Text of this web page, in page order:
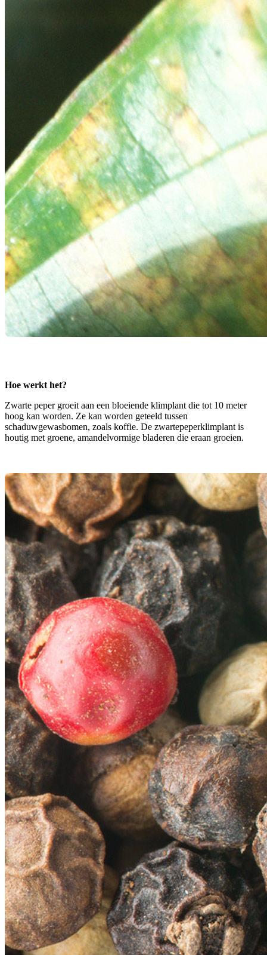
Hoe werkt het?
Zwarte peper groeit aan een bloeiende klimplant die tot 10 meter
hoog kan worden. Ze kan worden geteeld tussen
schaduwgewasbomen, zoals koffie. De zwartepeperklimplant is
houtig met groene, amandelvormige bladeren die eraan groeien.